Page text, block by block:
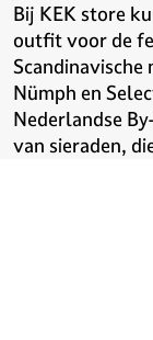
Bij KEK store
outfit voor de
Scandinavische
Nümph en
Nederlandse
van sieraden,